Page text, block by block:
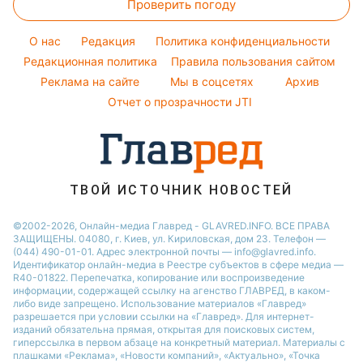
Елена Зеленская
Ани Лорак
Кейт Миддлтон
Алла Пугачева
Комнатные растения
Курс валют
Магнитные бури
Погода на сегодня
Погода на завтра
Пылевая буря
Проверить погоду
O нас Редакция
Политика конфиденциальности
Редакционная политика
Правила пользования сайтом
Реклама на сайте
Мы в соцсетях
Архив
Отчет о прозрачности JTI
ТВОЙ ИСТОЧНИК НОВОСТЕЙ
©2002-2026, Онлайн-медиа Главред - GLAVRED.INFO. ВСЕ ПРАВА
ЗАЩИЩЕНЫ. 04080, г. Киев, ул. Кириловская, дом 23. Телефон —
(044) 490-01-01. Адрес электронной почты — info@glavred.info.
Идентификатор онлайн-медиа в Реестре cубъектов в сфере медиа —
R40-01822. Перепечатка, копирование или воспроизведение
информации, содержащей ссылку на агенство ГЛАВРЕД, в каком-
либо виде запрещено. Использование материалов «Главред»
разрешается при условии ссылки на «Главред». Для интернет-
изданий обязательна прямая, открытая для поисковых систем,
гиперссылка в первом абзаце на конкретный материал. Материалы с
плашками «Реклама», «Новости компаний», «Актуально», «Точка